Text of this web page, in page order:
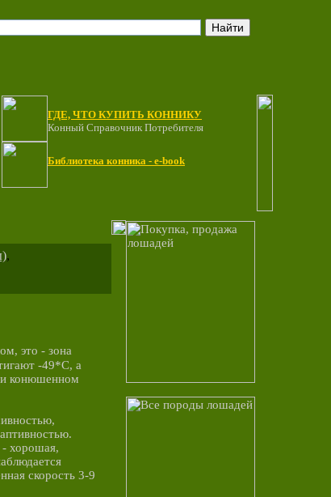
ГДЕ, ЧТО КУПИТЬ КОННИКУ
Конный Справочник Потребителя
Библиотека конника - e-book
,
это - зона
-49*С, а
конюшенном
- хорошая,
скорость 3-9